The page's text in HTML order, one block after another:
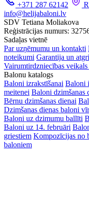
+371 287 62142
info@helijabaloni.lv
SDV Tetiana Moliakova
Reģistrācijas numurs:
Sadaļas vietnē
Par uzņēmumu un kontakti
noteikumi Garantija un
Vairumtirdzniecības
Balonu katalogs
Baloni izrakstīšanai Baloni
meitenei Baloni dzimšanas
Bērnu dzimšanas dienai
Dzimšanas dienas baloni
Baloni uz dzimumu ballīti
Baloni uz 14. februāri
griestiem Kompozīcijas no
baloniem